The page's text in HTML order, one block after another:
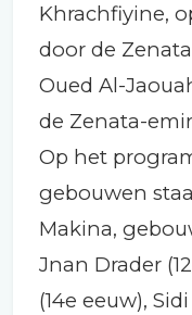
Khrachfiyine,
door de
Oued Al-
de Zenata-
Op het
gebouwen
Makina,
Jnan Drader
(14e eeuw),